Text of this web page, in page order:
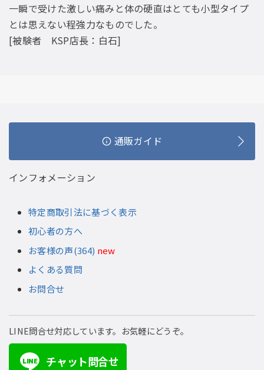
一瞬で受けた激しい痛みと体の硬直はとても小型タイプ
とは思えない程強力なものでした。
[被験者 KSP店長：白石]
通販ガイド
インフォメーション
特定商取引法に基づく表示
初心者の方へ
お客様の声(364) new
よくある質問
お問合せ
LINE問合せ対応しています。お気軽にどうぞ。
LINE チャット問合せ